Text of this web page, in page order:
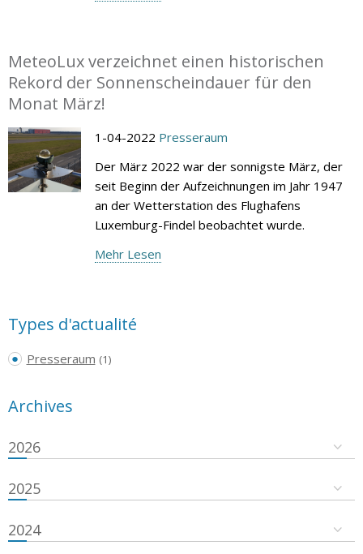
MeteoLux verzeichnet einen historischen
Rekord der Sonnenscheindauer für den
Monat März!
1-04-2022 Presseraum
Der März 2022 war der sonnigste März, der
seit Beginn der Aufzeichnungen im Jahr 1947
an der Wetterstation des Flughafens
Luxemburg-Findel beobachtet wurde.
Mehr Lesen
Types d'actualité
Presseraum (1)
Archives
2026
2025
2024